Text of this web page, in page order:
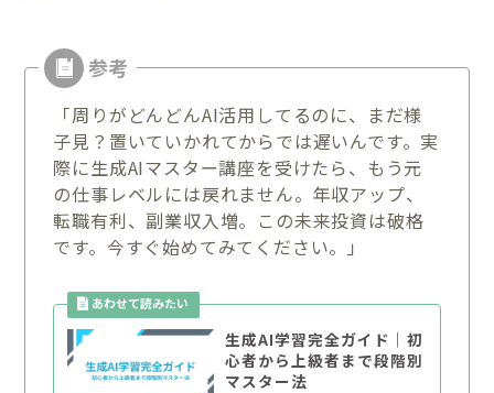
「周りがどんどんAI活用してるのに、まだ様
子見？置いていかれてからでは遅いんです。実
際に生成AIマスター講座を受けたら、もう元
の仕事レベルには戻れません。年収アップ、
転職有利、副業収入増。この未来投資は破格
です。今すぐ始めてみてください。」
生成AI学習完全ガイド｜初
心者から上級者まで段階別
マスター法